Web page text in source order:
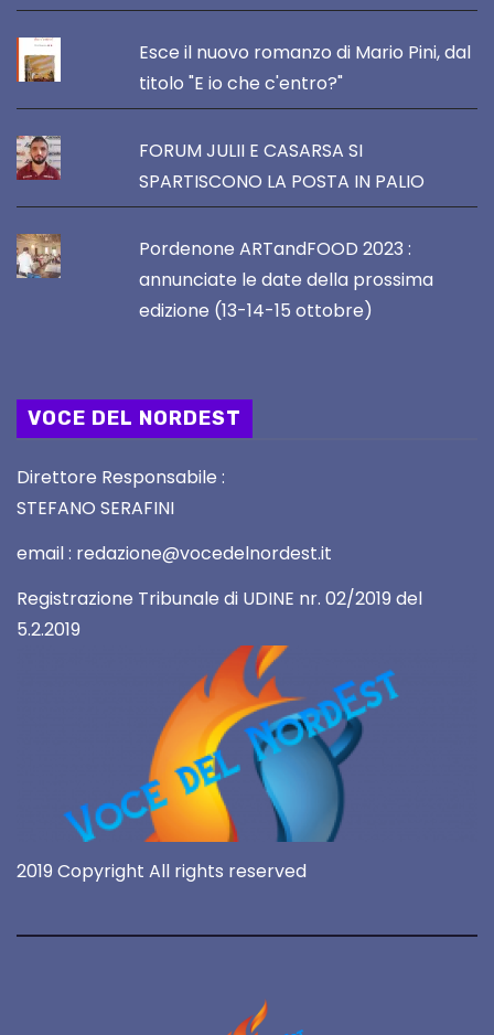
Esce il nuovo romanzo di Mario Pini, dal
titolo "E io che c'entro?"
FORUM JULII E CASARSA SI
SPARTISCONO LA POSTA IN PALIO
Pordenone ARTandFOOD 2023 :
annunciate le date della prossima
edizione (13-14-15 ottobre)
VOCE DEL NORDEST
Direttore Responsabile :
STEFANO SERAFINI
email : redazione@vocedelnordest.it
Registrazione Tribunale di UDINE nr. 02/2019 del
5.2.2019
2019 Copyright All rights reserved